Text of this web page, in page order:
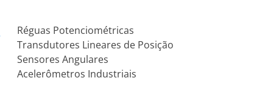
Réguas Potenciométricas
Transdutores Lineares de Posição
Sensores Angulares
Acelerômetros Industriais